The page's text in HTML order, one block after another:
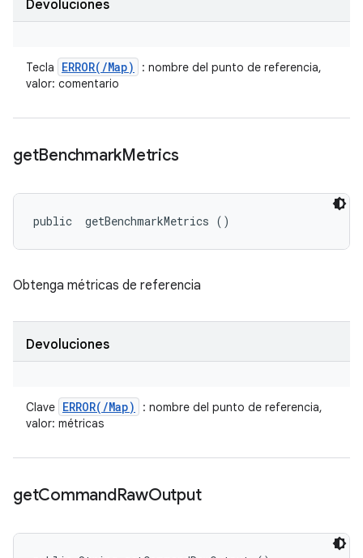
Devoluciones
Tecla ERROR( /Map)
: nombre del punto de referencia,
valor: comentario
getBenchmarkMetrics
public getBenchmarkMetrics ()
Obtenga métricas de referencia
Devoluciones
Clave ERROR( /Map)
: nombre del punto de referencia,
valor: métricas
getCommandRawOutput